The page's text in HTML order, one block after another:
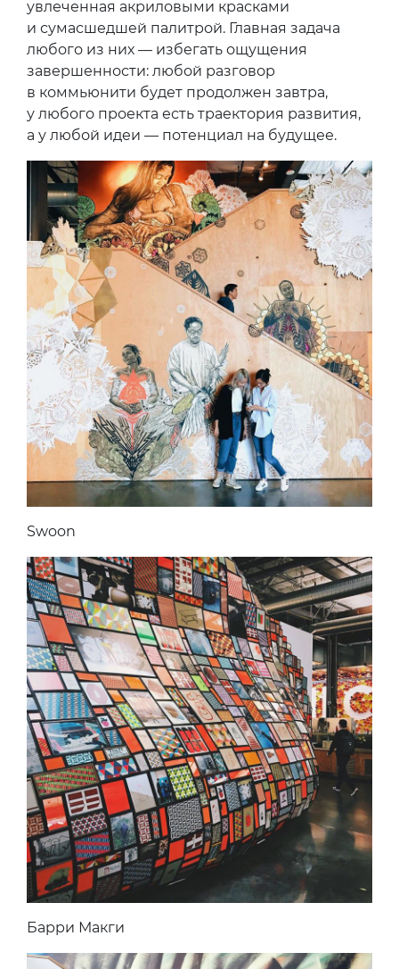
увлеченная акриловыми красками
и сумасшедшей палитрой. Главная задача
любого из них — избегать ощущения
завершенности: любой разговор
в коммьюнити будет продолжен завтра,
у любого проекта есть траектория развития,
а у любой идеи — потенциал на будущее.
Swoon
Барри Макги